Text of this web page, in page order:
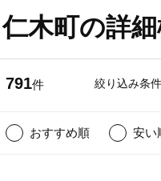
木町の詳
791件 絞り込み条件
おすすめ順 安い